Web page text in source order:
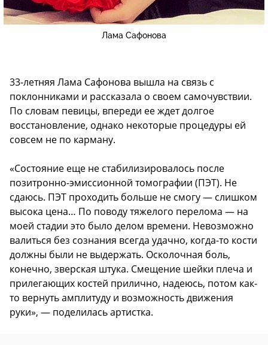
Лама Сафонова
33-летняя Лама Сафонова вышла на связь с
поклонниками и рассказала о своем самочувствии.
По словам певицы, впереди ее ждет долгое
восстановление, однако некоторые процедуры ей
совсем не по карману.
«Состояние еще не стабилизировалось после
позитронно-эмиссионной томографии (ПЭТ). Не
сдаюсь. ПЭТ проходить больше не смогу — слишком
высока цена… По поводу тяжелого перелома — на
моей стадии это было делом времени. Невозможно
валиться без сознания всегда удачно, когда-то кости
должны были не выдержать. Осколочная боль,
конечно, зверская штука. Смещение шейки плеча и
прилегающих костей прилично, надеюсь, потом как-
то вернуть амплитуду и возможность движения
руки», — поделилась артистка.